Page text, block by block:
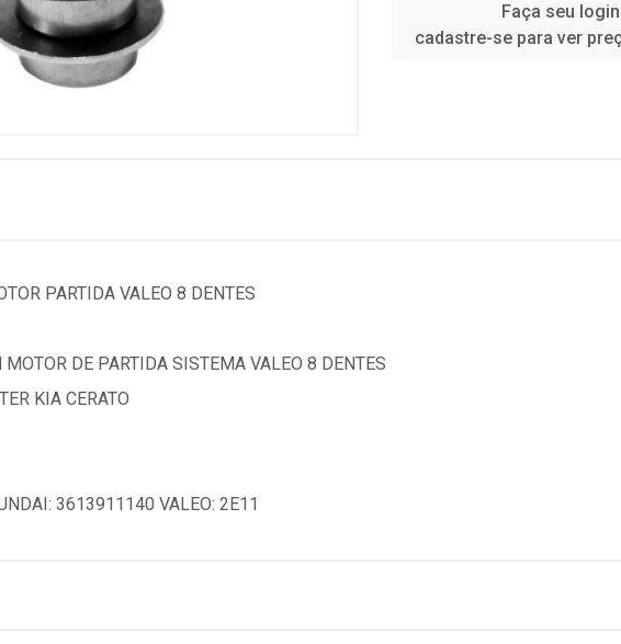
Faça seu
cadastre-se para ver
PARTIDA VALEO 8 DENTES
DE PARTIDA SISTEMA VALEO 8 DENTES
KIA CERATO
3613911140 VALEO: 2E11